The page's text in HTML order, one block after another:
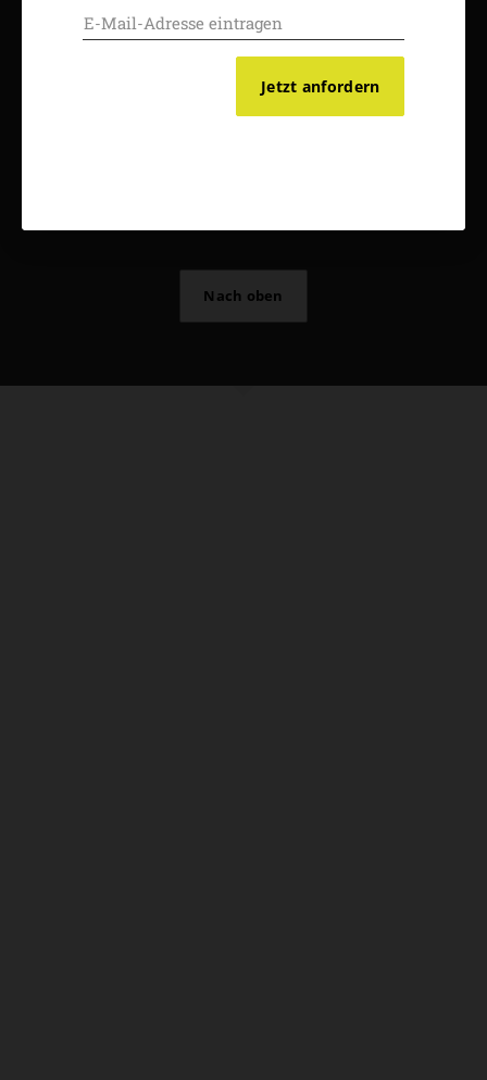
Vertrag widerrufen Abo online kündigen
Nach oben
Jetzt anfordern